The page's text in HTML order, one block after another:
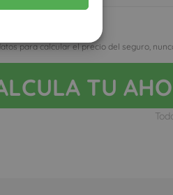
legal y RGPD
para calcular el precio del seguro,
TU